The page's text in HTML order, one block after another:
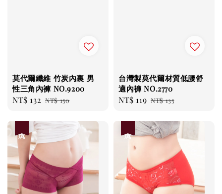
莫代爾纖維 竹炭內裏 男
性三角內褲 NO.9200
Sale
NT$ 132 Regular
NT$ 150
台灣製莫代爾材質低腰舒
適內褲 NO.2770
Sale
NT$ 119 Regular
NT$ 135